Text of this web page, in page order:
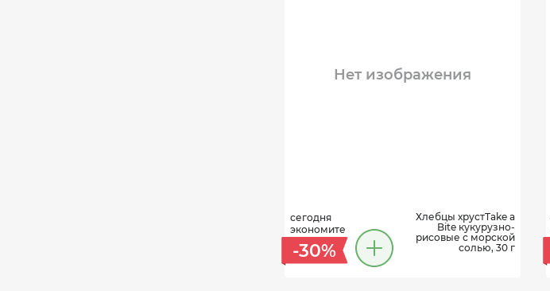
Нет изображения
сегодня
экономите
-30%
Хлебцы хрустTake a
Bite кукурузно-
рисовые с морской
солью, 30 г